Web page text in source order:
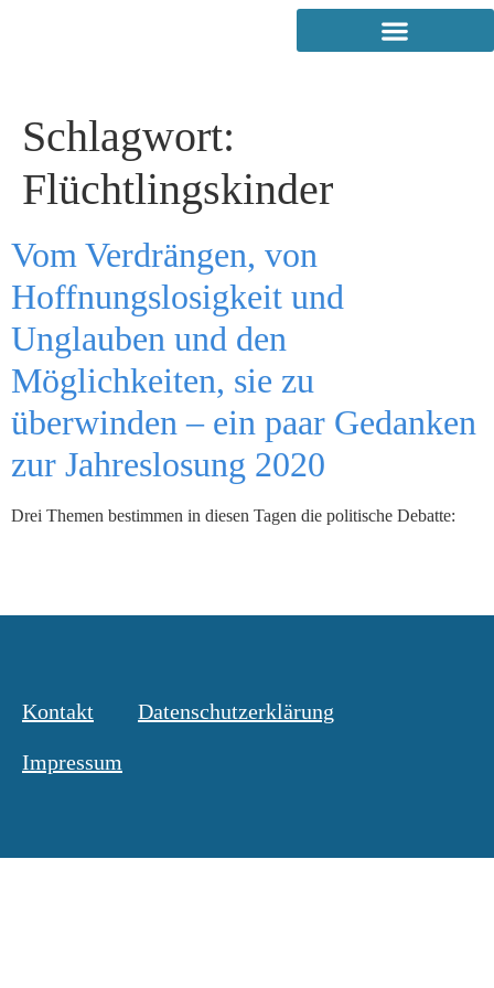
Schlagwort:
Flüchtlingskinder
Vom Verdrängen, von
Hoffnungslosigkeit und
Unglauben und den
Möglichkeiten, sie zu
überwinden – ein paar Gedanken
zur Jahreslosung 2020
Drei Themen bestimmen in diesen Tagen die politische Debatte:
Kontakt Datenschutzerklärung
Impressum